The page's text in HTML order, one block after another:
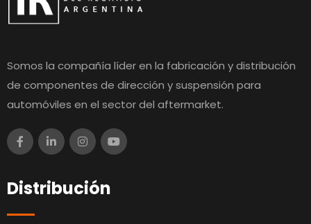
Somos la compañía líder en la fabricación y distribución
de componentes de dirección y suspensión para
automóviles en el sector del aftermarket.
Distribución